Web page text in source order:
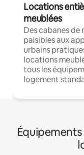
Locations
meublées
Des cabanes
paisibles aux
urbains
locations
tous les
logement